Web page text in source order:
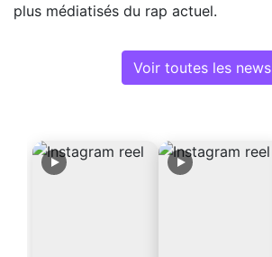
plus médiatisés du rap actuel.
Voir toutes les news